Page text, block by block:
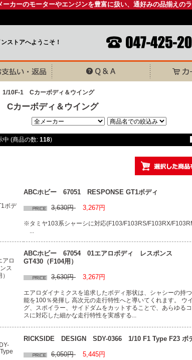
ーカーのモーターやエンジンを豊富に扱い、通好みの品揃えの
ストアへようこそ！
1/10F-1 Cカーボディ＆ウイング
Cカーボディ＆ウイング
中 (商品の数: 118)
ABCホビー 67051 RESPONSE GT1ボディ
3,630円 3,267円
※タミヤ103系シャーシに対応(F103/F103RS/F103RX/
ABCホビー 67054 01エアロボディ レスポンス
GT430（F104用）
3,630円 3,267円
エアロダイナミクスを追求したボディ形状は、シャシーの持
能を100％発揮し 高次元の走行特性へと導いてくれます。 ウ
グ、スポイラー、サイドダムをカットすることで、あらゆる
スに対応した細かな走行特性を実感する...
RICKSIDE DESIGN SDY-0366 1/10 F1 Type F23 ボ
6,050円 5,445円